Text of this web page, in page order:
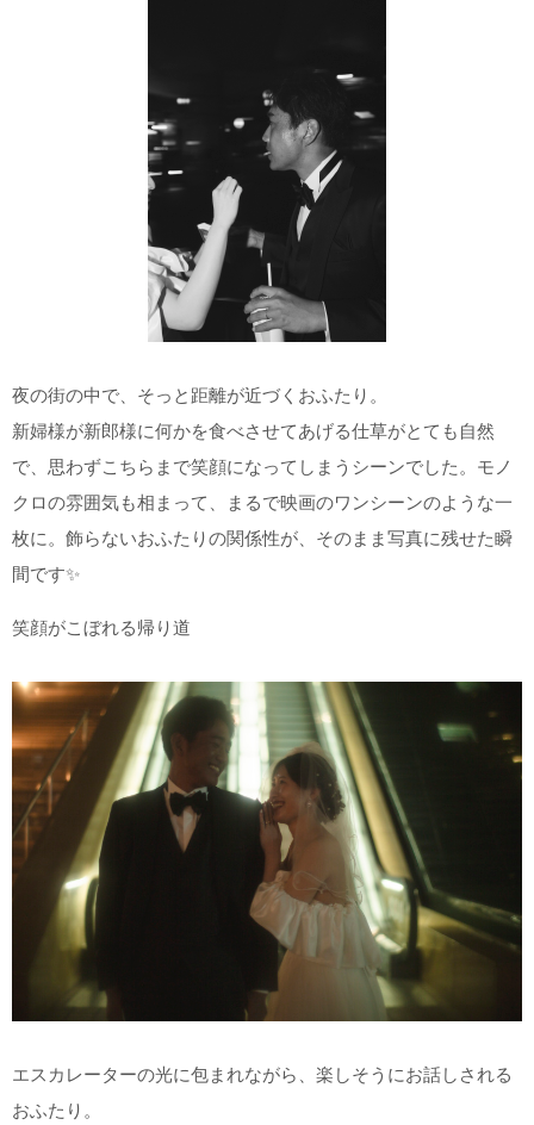
夜の街の中で、そっと距離が近づくおふたり。
新婦様が新郎様に何かを食べさせてあげる仕草がとても自然
で、思わずこちらまで笑顔になってしまうシーンでした。 モノ
クロの雰囲気も相まって、まるで映画のワンシーンのような一
枚に。飾らないおふたりの関係性が、そのまま写真に残せた瞬
間です✨
笑顔がこぼれる帰り道
エスカレーターの光に包まれながら、楽しそうにお話しされる
おふたり。